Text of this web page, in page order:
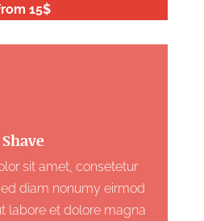
15$
Shave
sit amet, consetetur
diam nonumy eirmod
labore et dolore magna